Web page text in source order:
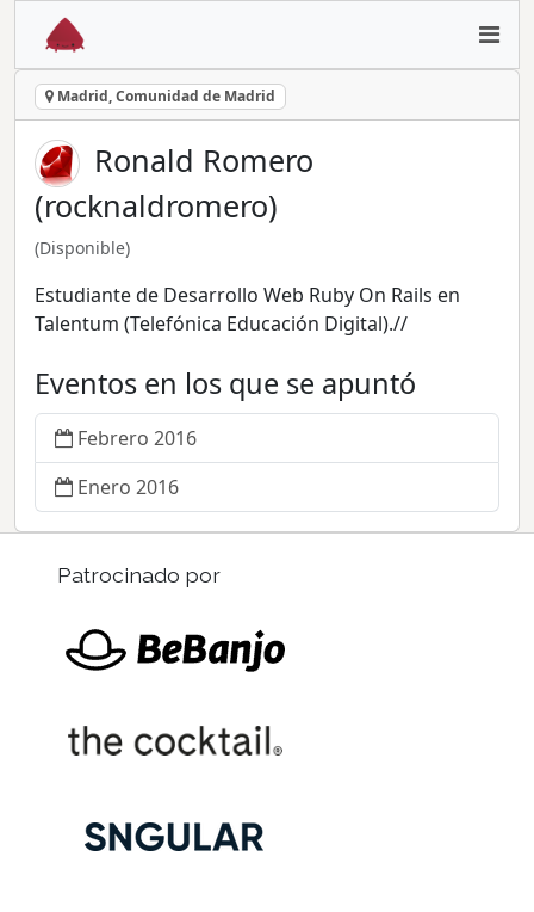
Madrid, Comunidad de Madrid
Ronald Romero
(rocknaldromero)
(Disponible)
Estudiante de Desarrollo Web Ruby On Rails en
Talentum (Telefónica Educación Digital).//
Eventos en los que se apuntó
Febrero 2016
Enero 2016
Patrocinado por